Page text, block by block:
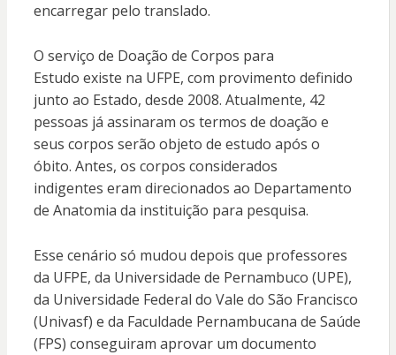
encarregar pelo translado.
O serviço de Doação de Corpos para
Estudo existe na UFPE, com provimento definido
junto ao Estado, desde 2008. Atualmente, 42
pessoas já assinaram os termos de doação e
seus corpos serão objeto de estudo após o
óbito. Antes, os corpos considerados
indigentes eram direcionados ao Departamento
de Anatomia da instituição para pesquisa.
Esse cenário só mudou depois que professores
da UFPE, da Universidade de Pernambuco (UPE),
da Universidade Federal do Vale do São Francisco
(Univasf) e da Faculdade Pernambucana de Saúde
(FPS) conseguiram aprovar um documento